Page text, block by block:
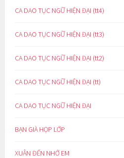
CA DAO TỤC NGỮ HIỆN ĐẠI (tt4)
CA DAO TỤC NGỮ HIỆN ĐẠI (tt3)
CA DAO TỤC NGỮ HIỆN ĐẠI (tt2)
CA DAO TỤC NGỮ HIỆN ĐẠI (tt)
CA DAO TỤC NGỮ HIỆN ĐẠI
BẠN GIÀ HỌP LỚP
XUÂN ĐẾN NHỚ EM